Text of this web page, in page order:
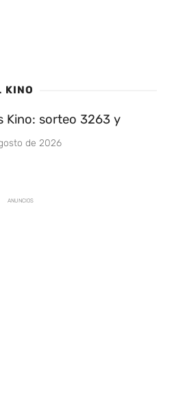
KINO
Kino: sorteo 3263 y
de 2026
ANUNCIOS